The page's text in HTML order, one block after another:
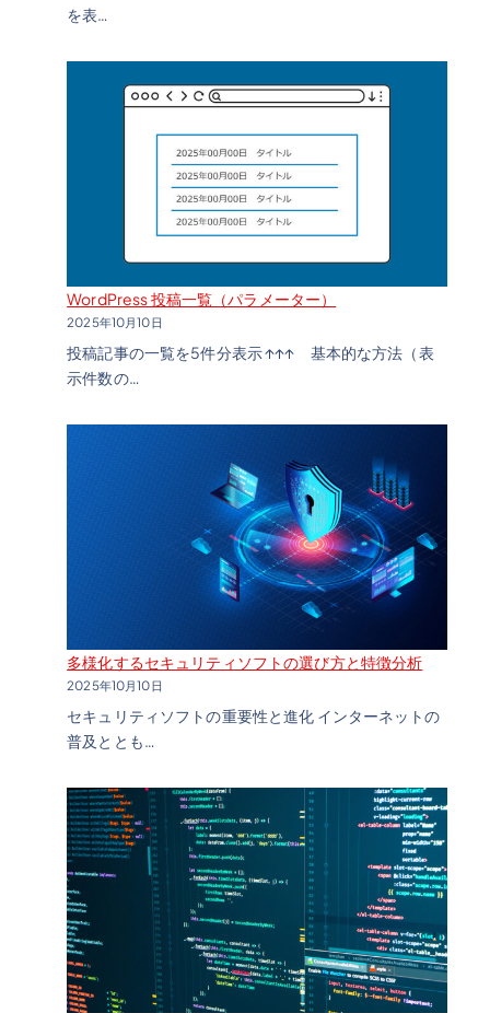
を表…
WordPress 投稿一覧（パラメーター）
2025年10月10日
投稿記事の一覧を5件分表示 ↑↑↑ 基本的な方法（表
示件数の…
多様化するセキュリティソフトの選び方と特徴分析
2025年10月10日
セキュリティソフトの重要性と進化 インターネットの
普及ととも…